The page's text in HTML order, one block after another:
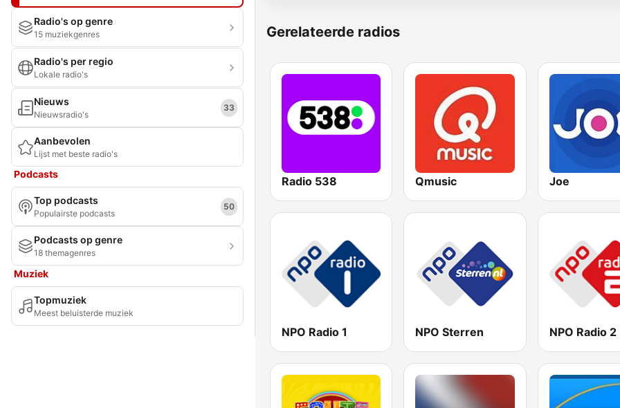
Radio's op genre
15 muziekgenres
Radio's per regio
Lokale radio's
Nieuws
Nieuwsradio's
33
Aanbevolen
Lijst met beste radio's
Podcasts
Top podcasts
Populairste podcasts
50
Podcasts op genre
18 themagenres
Muziek
Topmuziek
Meest beluisterde muziek
Gerelateerde radios
Radio 538 Qmusic Joe
NPO Radio 1 NPO Sterren NPO Radio 2